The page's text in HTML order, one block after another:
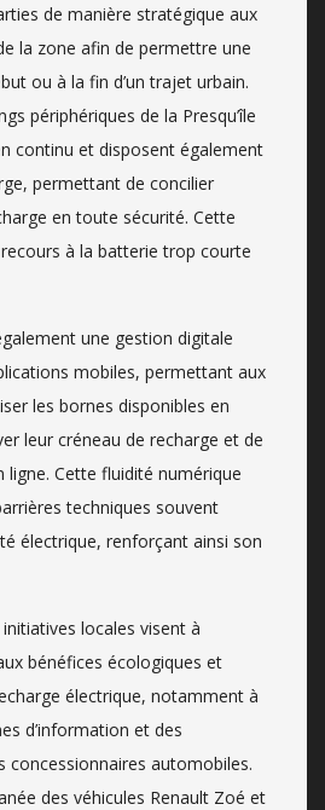
de manière stratégique aux
la zone afin de permettre une
ou à la fin d’un trajet urbain.
périphériques de la Presqu’île
continu et disposent également
permettant de concilier
en toute sécurité. Cette
à la batterie trop courte
une gestion digitale
mobiles, permettant aux
les bornes disponibles en
leur créneau de recharge et de
ligne. Cette fluidité numérique
techniques souvent
électrique, renforçant ainsi son
locales visent à
bénéfices écologiques et
électrique, notamment à
d’information et des
concessionnaires automobiles.
des véhicules Renault Zoé et